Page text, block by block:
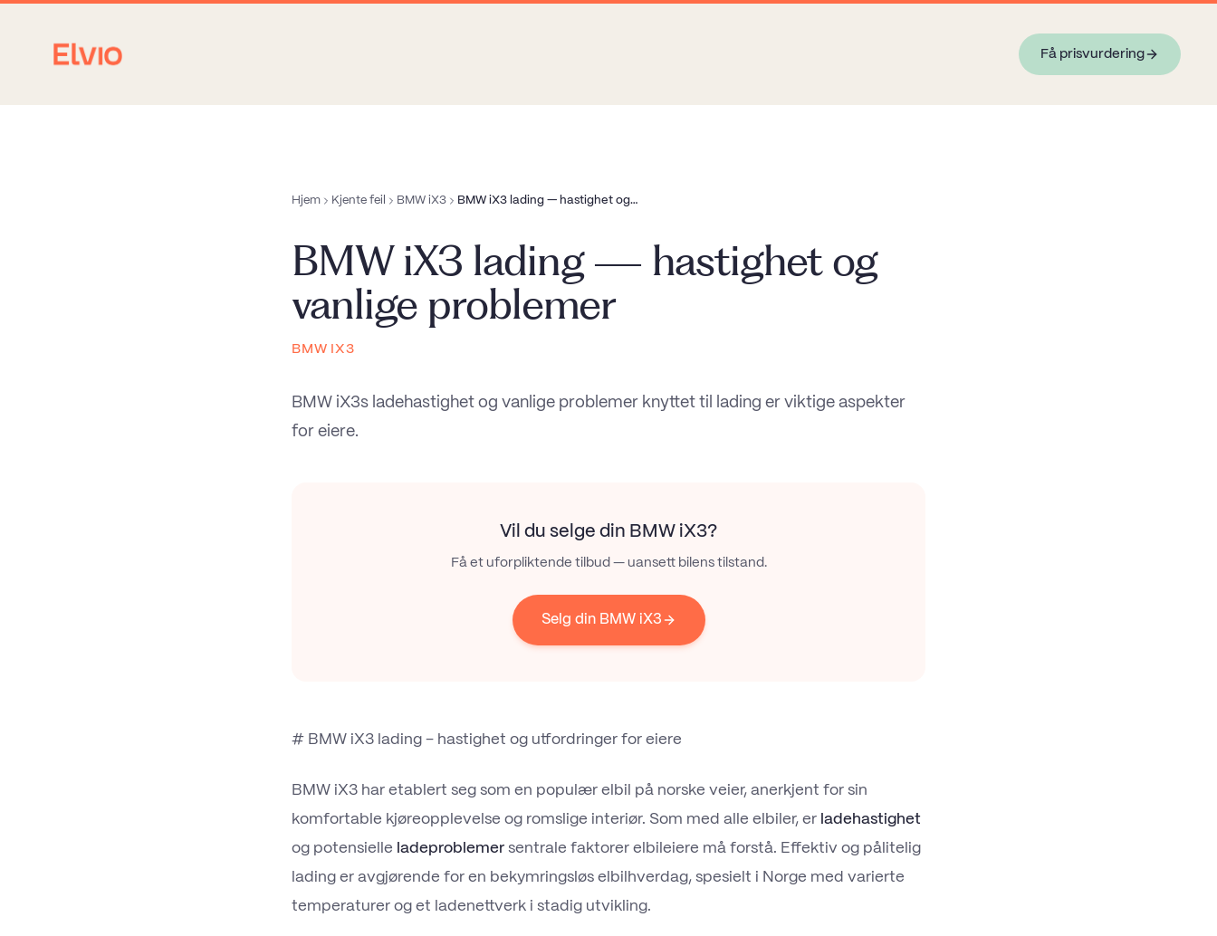
Få prisvurdering
Hjem Kjente feil BMW iX3 BMW iX3 lading — hastighet og vanlige problemer
BMW iX3 lading — hastighet og
vanlige problemer
BMW IX3
BMW iX3s ladehastighet og vanlige problemer knyttet til lading er viktige aspekter
for eiere.
Vil du selge din BMW iX3?
Få et uforpliktende tilbud — uansett bilens tilstand.
Selg din BMW iX3
# BMW iX3 lading – hastighet og utfordringer for eiere
BMW iX3 har etablert seg som en populær elbil på norske veier, anerkjent for sin
komfortable kjøreopplevelse og romslige interiør. Som med alle elbiler, er ladehastighet
og potensielle ladeproblemer sentrale faktorer elbileiere må forstå. Effektiv og pålitelig
lading er avgjørende for en bekymringsløs elbilhverdag, spesielt i Norge med varierte
temperaturer og et ladenettverk i stadig utvikling.